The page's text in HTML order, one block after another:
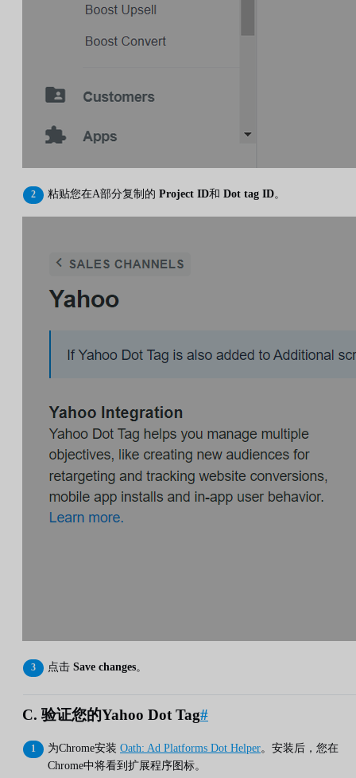
粘贴您在A部分复制的 Project ID和 Dot tag ID。
点击 Save changes。
C. 验证您的Yahoo Dot Tag#
为Chrome安装 Oath: Ad Platforms Dot Helper。安装后，您在
Chrome中将看到扩展程序图标。